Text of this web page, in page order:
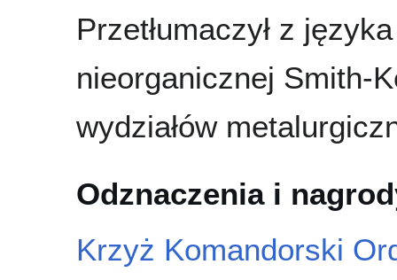
Przetłumaczył z
nieorganicznej Smith-
wydziałów
Odznaczenia i
Krzyż Komandorski